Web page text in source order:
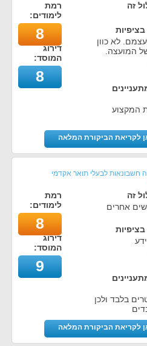
זה
לא כוון
המועצה.
המקצוע
רמת
לימודים:
8
דירוג
המוסד:
8
לקריאת הביקורת המלאה
חשבונאות לבעלי תואר אקדמי
זה
אחרים
2 סמסטרים בלבד ולכן
רמת
לימודים:
8
דירוג
המוסד:
9
לקריאת הביקורת המלאה